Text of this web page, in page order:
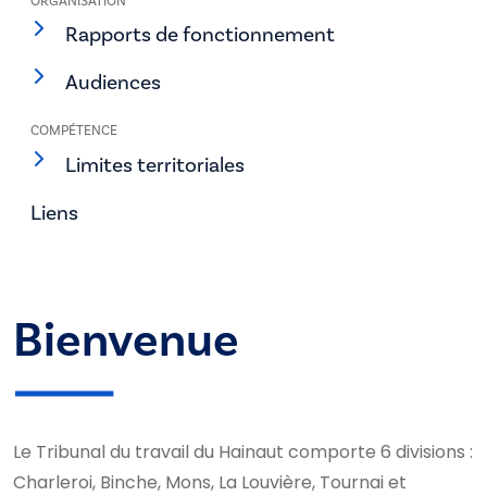
Rapports de fonctionnement
Audiences
COMPÉTENCE
Limites territoriales
Liens
Bienvenue
Le Tribunal du travail du Hainaut comporte 6 divisions :
Charleroi, Binche, Mons, La Louvière, Tournai et